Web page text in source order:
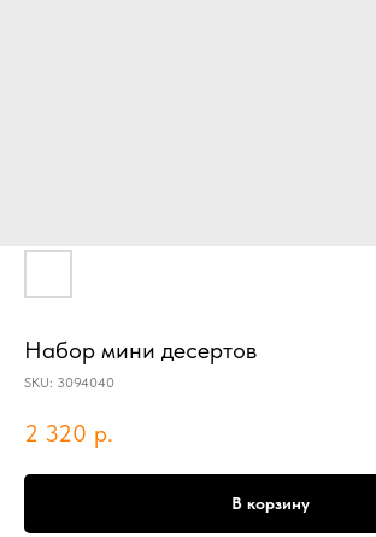
Набор мини десертов
SKU: 3094040
2 320 р.
В корзину